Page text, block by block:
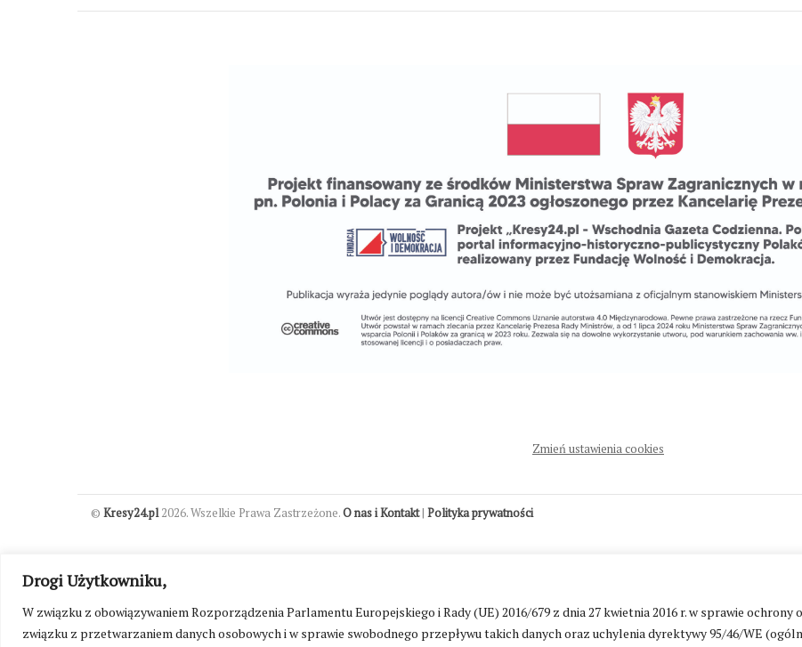
Drogi Użytkowniku,
W związku z obowiązywaniem Rozporządzenia Parlamentu Europejskiego i Rady (UE) 2016/679 z dnia 27 kwietnia 2016 r. w sprawie ochrony
związku z przetwarzaniem danych osobowych i w sprawie swobodnego przepływu takich danych oraz uchylenia dyrektywy 95/46/WE
Zmień ustawienia cookies
© Kresy24.pl2026. Wszelkie Prawa Zastrzeżone.O nas i Kontakt| Polityka prywatności